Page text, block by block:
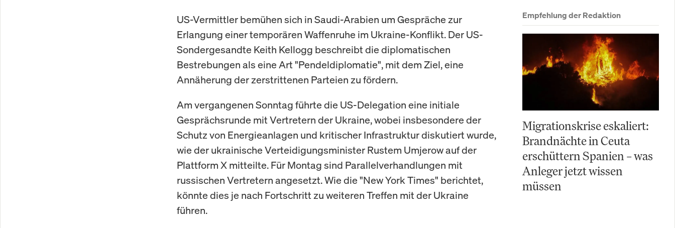
US-Vermittler bemühen sich in Saudi-Arabien um Gespräche zur
Erlangung einer temporären Waffenruhe im Ukraine-Konflikt. Der US-
Sondergesandte Keith Kellogg beschreibt die diplomatischen
Bestrebungen als eine Art "Pendeldiplomatie", mit dem Ziel, eine
Annäherung der zerstrittenen Parteien zu fördern.
Am vergangenen Sonntag führte die US-Delegation eine initiale
Gesprächsrunde mit Vertretern der Ukraine, wobei insbesondere der
Schutz von Energieanlagen und kritischer Infrastruktur diskutiert wurde,
wie der ukrainische Verteidigungsminister Rustem Umjerow auf der
Plattform X mitteilte. Für Montag sind Parallelverhandlungen mit
russischen Vertretern angesetzt. Wie die "New York Times" berichtet,
könnte dies je nach Fortschritt zu weiteren Treffen mit der Ukraine
führen.
Empfehlung der Redaktion
Migrationskrise eskaliert:
Brandnächte in Ceuta
erschüttern Spanien – was
Anleger jetzt wissen
müssen